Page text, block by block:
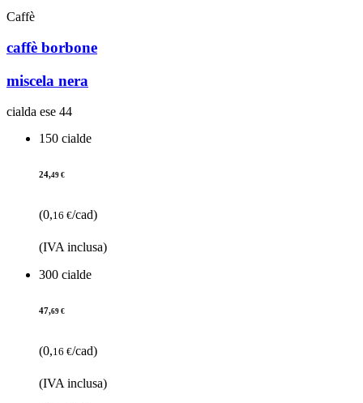
Caffè
caffè borbone
miscela nera
cialda ese 44
150 cialde
24,49 €
(0,16 €/cad)
(IVA inclusa)
300 cialde
47,69 €
(0,16 €/cad)
(IVA inclusa)